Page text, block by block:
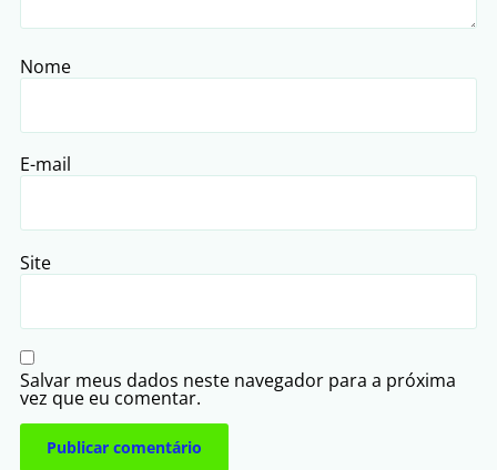
Nome
E-mail
Site
Salvar meus dados neste navegador para a próxima
vez que eu comentar.